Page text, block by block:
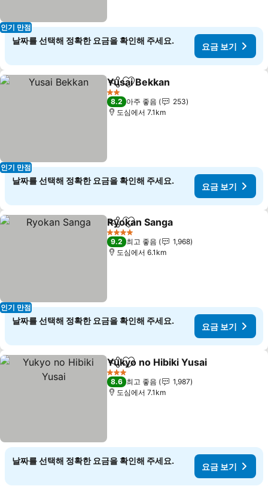
인기 만점
날짜를 선택해 정확한 요금을 확인해 주세요.
요금 보기
인기 만점
공유 즐겨찾기에 추가
Yusai Bekkan
2 성급
8.2 아주 좋음
253
도심에서 7.1km
날짜를 선택해 정확한 요금을 확인해 주세요.
요금 보기
인기 만점
공유 즐겨찾기에 추가
Ryokan Sanga
4 성급
9.2 최고 좋음
1,968
도심에서 6.1km
날짜를 선택해 정확한 요금을 확인해 주세요.
요금 보기
공유 즐겨찾기에 추가
Yukyo no Hibiki Yusai
3 성급
8.6 최고 좋음
1,987
도심에서 7.1km
날짜를 선택해 정확한 요금을 확인해 주세요.
요금 보기